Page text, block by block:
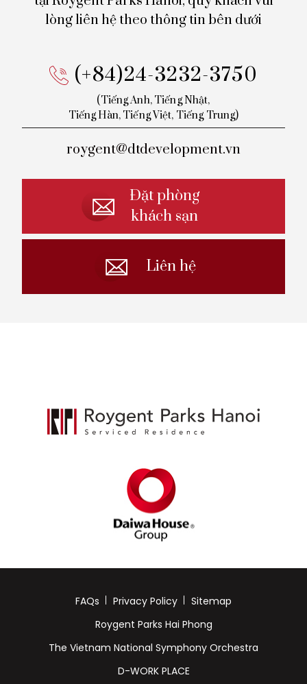
lòng liên hệ theo thông tin bên dưới
(+84)24-3232-3750
(Tiếng Anh, Tiếng Nhật,
TiếngHàn, Tiếng Việt, Tiếng Trung)
roygent@dtdevelopment.vn
Đặt phòng
khách sạn
Liên hệ
FAQs Privacy Policy
Sitemap
Roygent Parks Hai Phong
The Vietnam National Symphony Orchestra
D-WORK PLACE